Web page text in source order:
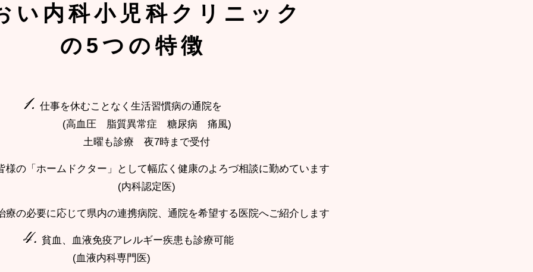
い内科小児科 クリニック
の5つの特徴
仕事を休むことなく生活習慣病の通院を
(高血圧 脂質異常症 糖尿病 痛風)
土曜も診療 夜7時まで受付
様の「ホームドクター」として幅広く健康のよろづ相談に勤めています
(内科認定医)
療の必要に応じて県内の連携病院、通院を希望する医院へご紹介します
貧血、血液免疫アレルギー疾患も診療可能
(血液内科専門医)